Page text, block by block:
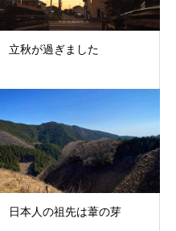
立秋が過ぎました
日本人の祖先は葦の芽